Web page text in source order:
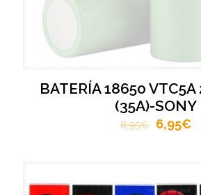
BATERÍA 18650
(35A)-SONY
8,95€ 6,95€